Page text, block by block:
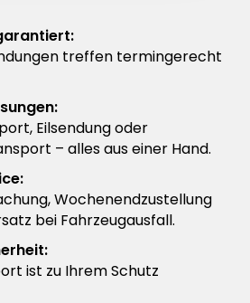
treffen termingerecht
Eilsendung oder
– alles aus einer Hand.
Wochenendzustellung
bei Fahrzeugausfall.
ist zu Ihrem Schutz